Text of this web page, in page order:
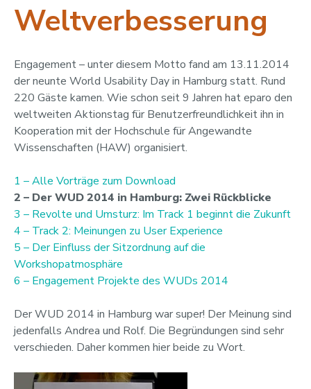
Weltverbesserung
Engagement – unter diesem Motto fand am 13.11.2014
der neunte World Usability Day in Hamburg statt. Rund
220 Gäste kamen. Wie schon seit 9 Jahren hat eparo den
weltweiten Aktionstag für Benutzerfreundlichkeit ihn in
Kooperation mit der Hochschule für Angewandte
Wissenschaften (HAW) organisiert.
1 – Alle Vorträge zum Download
2 – Der WUD 2014 in Hamburg: Zwei Rückblicke
3 – Revolte und Umsturz: Im Track 1 beginnt die Zukunft
4 – Track 2: Meinungen zu User Experience
5 – Der Einfluss der Sitzordnung auf die
Workshopatmosphäre
6 – Engagement Projekte des WUDs 2014
Der WUD 2014 in Hamburg war super! Der Meinung sind
jedenfalls Andrea und Rolf. Die Begründungen sind sehr
verschieden. Daher kommen hier beide zu Wort.